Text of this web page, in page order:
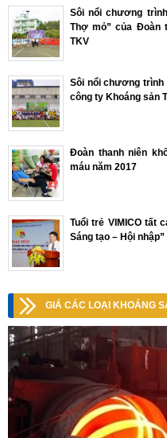
Sôi nổi chương
Thợ mỏ” của Đoàn
TKV
Sôi nổi chương trình
công ty Khoáng sản
Đoàn thanh niên
máu năm 2017
Tuổi trẻ VIMICO tất
Sáng tạo – Hội
GIÁ CÁC LOẠI KHOÁNG